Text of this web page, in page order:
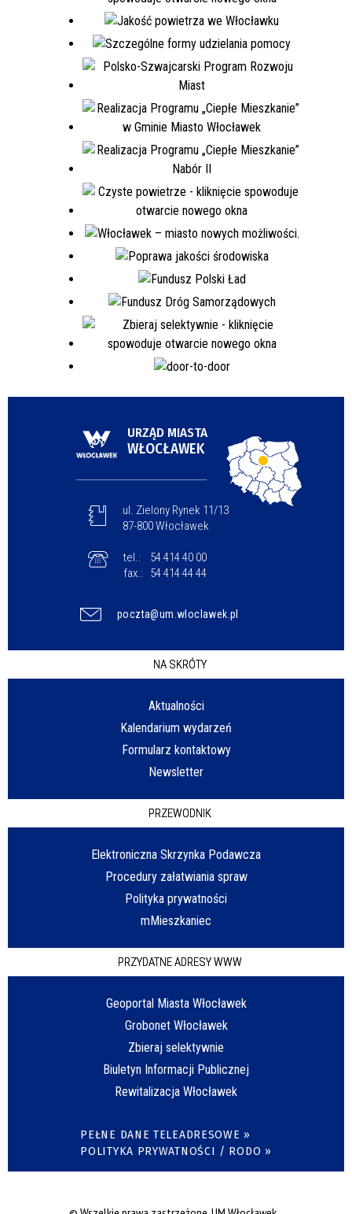
URZĄD MIASTA
WŁOCŁAWEK
ul. Zielony Rynek 11/13
87-800 Włocławek
tel.:
54 414 40 00
fax.:
54 414 44 44
poczta@um.wloclawek.pl
NA SKRÓTY
Aktualności
Kalendarium wydarzeń
Formularz kontaktowy
Newsletter
PRZEWODNIK
Elektroniczna Skrzynka Podawcza
Procedury załatwiania spraw
Polityka prywatności
mMieszkaniec
PRZYDATNE ADRESY WWW
Geoportal Miasta Włocławek
Grobonet Włocławek
Zbieraj selektywnie
Biuletyn Informacji Publicznej
Rewitalizacja Włocławek
PEŁNE DANE TELEADRESOWE »
POLITYKA PRYWATNOŚCI / RODO »